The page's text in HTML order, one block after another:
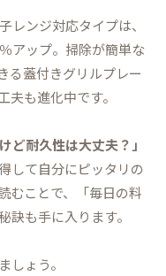
レンジ対応タイプは、
アップ。掃除が簡単な
る蓋付きグリルプレー
夫も進化中です。
ど耐久性は大丈夫？」
して自分にピッタリの
むことで、「毎日の料
訣も手に入ります。
しょう。